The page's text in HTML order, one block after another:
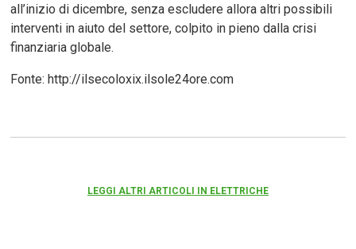
all’inizio di dicembre, senza escludere allora altri possibili
interventi in aiuto del settore, colpito in pieno dalla crisi
finanziaria globale.
Fonte: http://ilsecoloxix.ilsole24ore.com
LEGGI ALTRI ARTICOLI IN ELETTRICHE